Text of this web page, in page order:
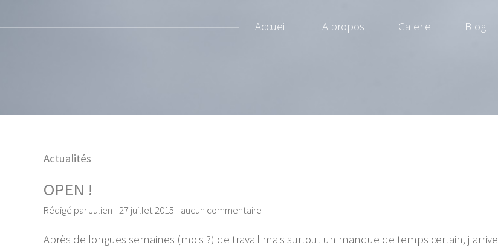
Accueil A propos Galerie Blog
Actualités
OPEN !
Rédigé par Julien -27 juillet 2015-aucun commentaire
Après de longues semaines (mois ?) de travail mais surtout un manque de temps certain, j'arrive